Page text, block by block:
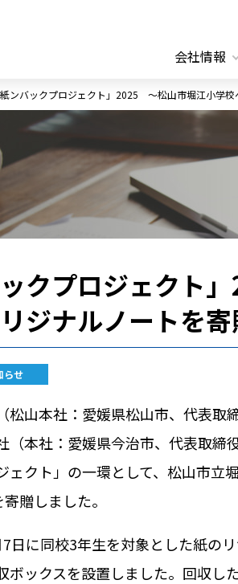
会社情報
紙ンバックプロジェクト」2025 ～松山市堀江小学
ックプロジェク
ジナルノートを
らせ
松山本社：愛媛県松山市、代表取
（本社：愛媛県今治市、代表取締
ェクト」の一環として、松山市
贈しました。
7日に同校3年生を対象とした紙の
ボックスを設置しました。回収し